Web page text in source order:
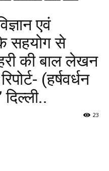
एवं
के सहयोग से
की बाल लेखन
(हर्षवर्धन
23